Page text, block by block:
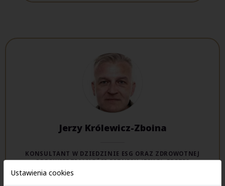
Jerzy Królewicz-Zboina
KONSULTANT W DZIEDZINIE ESG ORAZ ZDROWOTNEJ
ODPOWIEDZIALNOŚCI BIZNESU (ESHG); PREZES
POLSKIEGO TOWARZYSTWA MARKETINGU MEDYCZNEGO.
Ustawienia cookies